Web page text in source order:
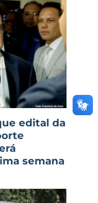
edital da
semana